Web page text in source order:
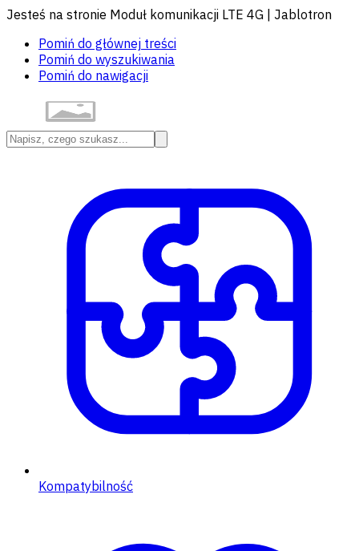
Jesteś na stronie Moduł komunikacji LTE 4G | Jablotron
Pomiń do głównej treści
Pomiń do wyszukiwania
Pomiń do nawigacji
Kompatybilność